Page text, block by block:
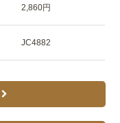
2,860円
JC4882